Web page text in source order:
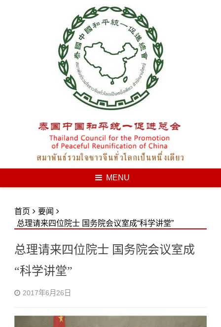
MENU
首页
要闻
总理请来四位院士 国务院会议室成“科学讲堂”
总理请来四位院士 国务院会议室成
“科学讲堂”
2017年6月26日